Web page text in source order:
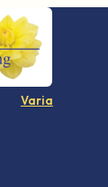
Varia